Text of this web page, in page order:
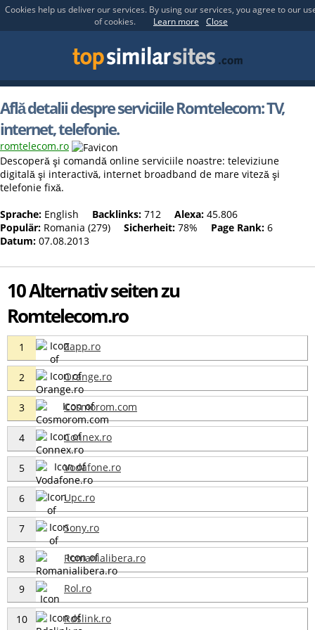
Cookies help us deliver our services. By using our services, you agree to our
of cookies.
Learn more Close
Află detalii despre serviciile Romtelecom: TV,
internet, telefonie.
romtelecom.ro
Descoperă şi comandă online serviciile noastre: televiziune
digitală şi interactivă, internet broadband de mare viteză şi
telefonie fixă.
Sprache: English Backlinks: 712 Alexa: 45.806
Populär: Romania (279) Sicherheit: 78% Page Rank: 6
Datum: 07.08.2013
10 Alternativ seiten zu
Romtelecom.ro
1 Zapp.ro
2 Orange.ro
3 Cosmorom.com
4 Connex.ro
5 Vodafone.ro
6 Upc.ro
7 Sony.ro
8 Romanialibera.ro
9 Rol.ro
10 Rdslink.ro